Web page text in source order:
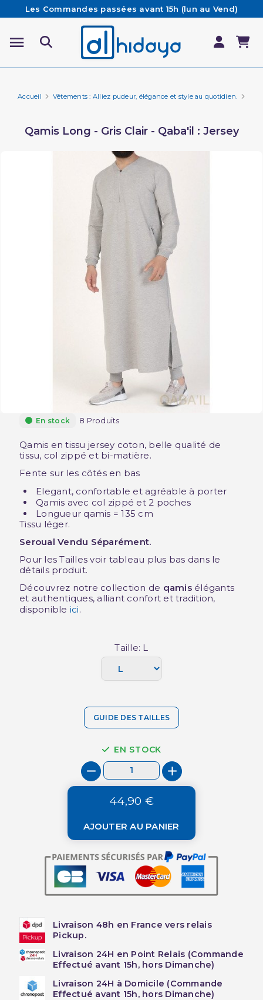
Les Commandes passées avant 15h (lun au Vend)
sont préparées et expédiées le jour même
Besoin d'aide ? Retrouvez notre FAQ
Livraison offerte à partir de 65€ d'achat*
Accueil Vêtements : Alliez pudeur, élégance et style au quotidien.
Qamis Long - Gris Clair - Qaba'il : Jersey
En stock 8 Produits
Qamis en tissu jersey coton, belle qualité de
tissu, col zippé et bi-matière.
Fente sur les côtés en bas
Elegant, confortable et agréable à porter
Qamis avec col zippé et 2 poches
Longueur qamis = 135 cm
Tissu léger.
Seroual Vendu Séparément.
Pour les Tailles voir tableau plus bas dans le
détails produit.
Découvrez notre collection de qamisélégants
et authentiques, alliant confort et tradition,
disponible ici.
Taille: L
GUIDE DES TAILLES
EN STOCK
44,90 €
AJOUTER AU PANIER
Livraison 48h en France vers relais
Pickup.
Livraison 24H en Point Relais (Commande
Effectué avant 15h, hors Dimanche)
Livraison 24H à Domicile (Commande
Effectué avant 15h, hors Dimanche)